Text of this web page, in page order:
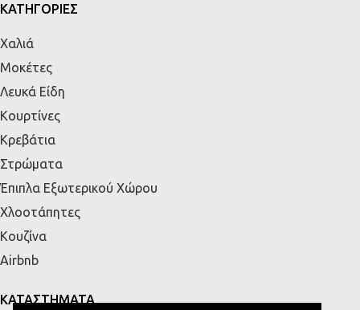
ΚΑΤΗΓΟΡΙΕΣ
Χαλιά
Μοκέτες
Λευκά Είδη
Κουρτίνες
Κρεβάτια
Στρώματα
Έπιπλα Εξωτερικού Χώρου
Χλοοτάπητες
Κουζίνα
Airbnb
ΚΑΤΑΣΤΗΜΑΤΑ